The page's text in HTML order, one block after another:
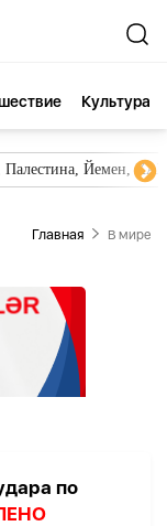
Культура
Палестина, Йемен,
Главная В мире
по